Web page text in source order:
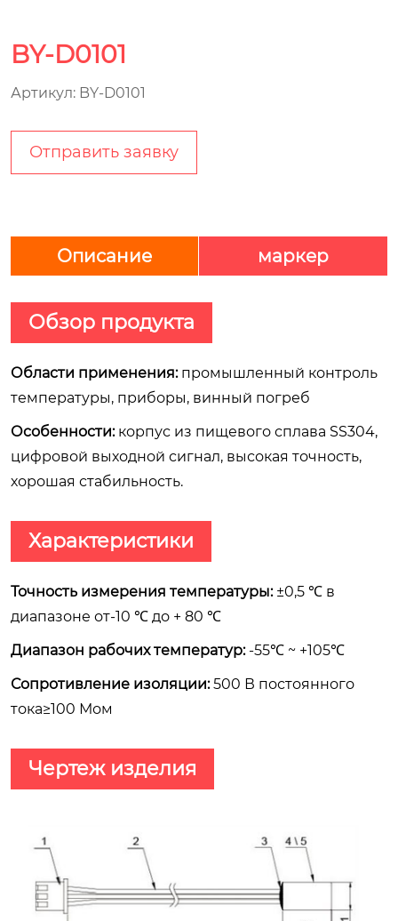
BY-D0101
Артикул: BY-D0101
Отправить заявку
Описание маркер
Обзор продукта
Области применения:промышленный контроль
температуры, приборы, винный погреб
Особенности:корпус из пищевого сплава SS304,
цифровой выходной сигнал, высокая точность,
хорошая стабильность.
Характеристики
Точность измерения температуры:±0,5 ℃ в
диапазоне от-10 ℃ до + 80 ℃
Диапазон рабочих температур:-55℃ ~ +105℃
Сопротивление изоляции:500 В постоянного
тока≥100 Мом
Чертеж изделия